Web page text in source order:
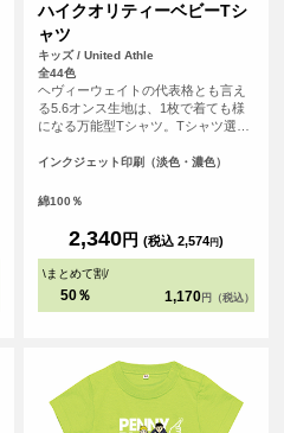
ハイクオリティーベビーTシ
ャツ
キッズ / United Athle
全44色
ヘヴィーウェイトの代表格とも言え
る5.6オンス生地は、1枚で着ても様
になる万能型Tシャツ。Tシャツ選び
い」「透けない」「長持ちする」と
インクジェット印刷（淡色・濃色）
綿100％
2,340円 (税込 2,574円)
\まとめて割/
50％ 1,170 円（税込）